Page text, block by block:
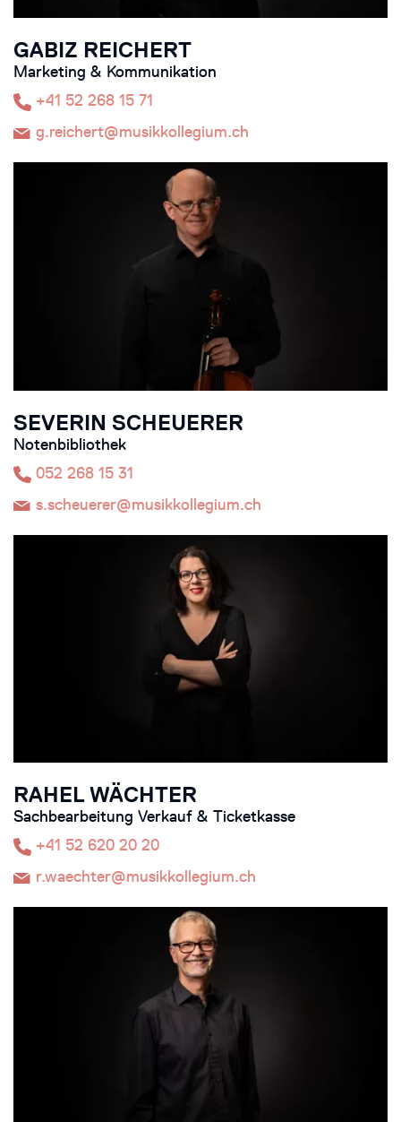
GABIZ REICHERT
Marketing & Kommunikation
+41 52 268 15 71
g.reichert@musikkollegium.ch
SEVERIN SCHEUERER
Notenbibliothek
052 268 15 31
s.scheuerer@musikkollegium.ch
RAHEL WÄCHTER
Sachbearbeitung Verkauf & Ticketkasse
+41 52 620 20 20
r.waechter@musikkollegium.ch